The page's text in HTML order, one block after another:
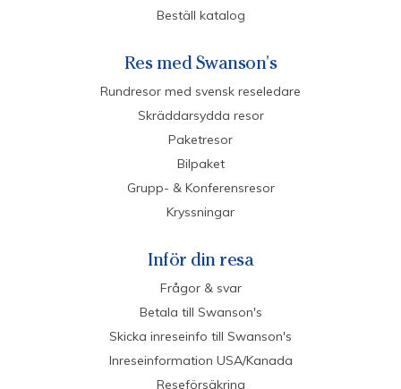
Beställ katalog
Res med Swanson's
Rundresor med svensk reseledare
Skräddarsydda resor
Paketresor
Bilpaket
Grupp- & Konferensresor
Kryssningar
Inför din resa
Frågor & svar
Betala till Swanson's
Skicka inreseinfo till Swanson's
Inreseinformation USA/Kanada
Reseförsäkring